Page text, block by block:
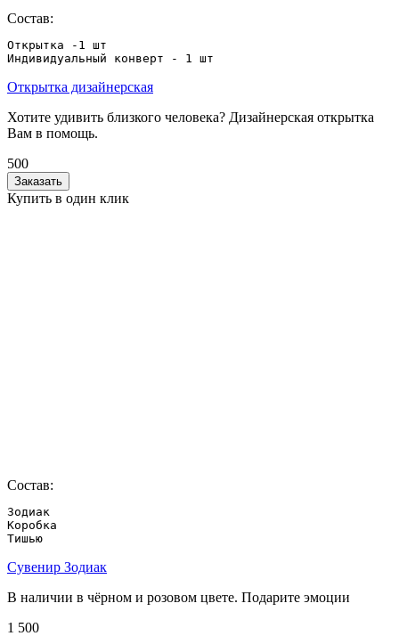
Состав:
Открытка -1 шт
Индивидуальный конверт - 1 шт
Открытка дизайнерская
Хотите удивить близкого человека? Дизайнерская открытка
Вам в помощь.
500
Заказать
Купить в один клик
Состав:
Зодиак
Коробка
Тишью
Сувенир Зодиак
В наличии в чёрном и розовом цвете. Подарите эмоции
1 500